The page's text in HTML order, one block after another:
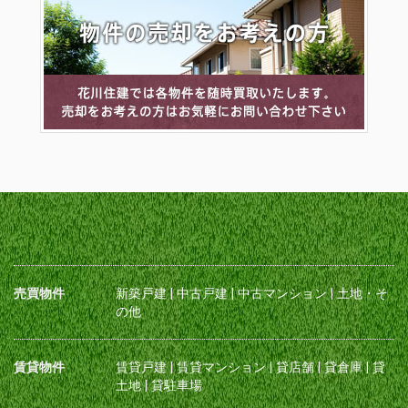
売買物件 新築戸建|中古戸建|中古マンション|土地・そ
の他
賃貸物件 賃貸戸建|賃貸マンション|貸店舗|貸倉庫|貸
土地|貸駐車場